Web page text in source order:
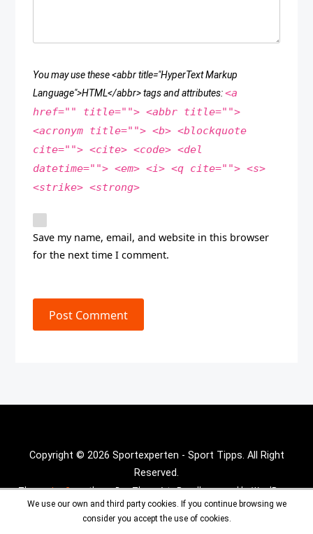
You may use these <abbr title="HyperText Markup
Language">HTML</abbr> tags and attributes:<a
href="" title=""> <abbr title="">
<acronym title=""> <b> <blockquote
cite=""> <cite> <code> <del
datetime=""> <em> <i> <q cite=""> <s>
<strike> <strong>
Save my name, email, and website in this browser
for the next time I comment.
Post Comment
Copyright © 2026 Sportexperten - Sport Tipps. All Right
Reserved.
Theme :Inx Gametheme By aThemeArt - Proudly powered by WordPress.
We use our own and third party cookies. If you continue browsing we
consider you accept the use of cookies.